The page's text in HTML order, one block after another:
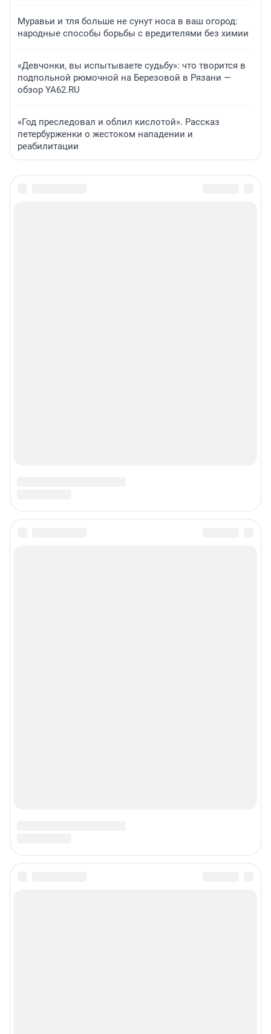
Муравьи и тля больше не сунут носа в ваш огород:
народные способы борьбы с вредителями без химии
«Девчонки, вы испытываете судьбу»: что творится в
подпольной рюмочной на Березовой в Рязани —
обзор YA62.RU
«Год преследовал и облил кислотой». Рассказ
петербурженки о жестоком нападении и
реабилитации